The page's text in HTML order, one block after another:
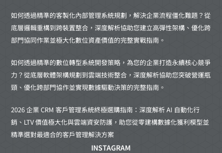
如何透過精準的客製化內部管理系統規劃，解決企業流程僵化難題？從
底層邏輯重構到跨裝置整合，深度解析協助您建立高彈性架構、優化跨
部門協同作業並極大化數位資產價值的完整實戰指南。
如何透過精準的數位轉型系統開發策略，為您的企業打造永續核心競爭
力？從底層軟體架構規劃到雲端技術整合，深度解析協助您突破營運瓶
頸、優化跨部門協作並實現數據驅動決策的完整指南。
2026 企業 CRM 客戶管理系統終極選購指南：深度解析 AI 自動化行
銷、LTV 價值極大化與雲端資安防護，助您從零建構數據化獲利模型並
精準選對最適合的客戶管理解決方案
INSTAGRAM